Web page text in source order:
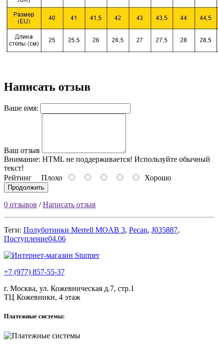
Написать отзыв
Ваше имя:
Ваш отзыв
Внимание: HTML не поддерживается! Используйте обычный
текст!
Рейтинг Плохо Хорошо
Продолжить
0 отзывов /Написать отзыв
Теги: Полуботинки Merrell MOAB 3, Pecan, J035887,
Поступление04.06
+7 (977) 857-55-37
г. Москва, ул. Кожевническая д.7, стр.1
ТЦ Кожевники, 4 этаж
Платежные системы: